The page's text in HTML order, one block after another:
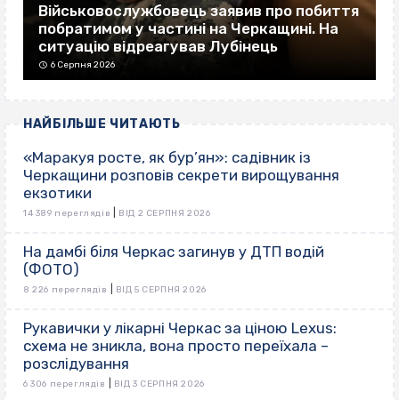
Військовослужбовець заявив про побиття
побратимом у частині на Черкащині. На
ситуацію відреагував Лубінець
6 Серпня 2026
НАЙБІЛЬШЕ ЧИТАЮТЬ
«Маракуя росте, як бур’ян»: садівник із
Черкащини розповів секрети вирощування
екзотики
14 389 переглядів ВІД 2 СЕРПНЯ 2026
На дамбі біля Черкас загинув у ДТП водій
(ФОТО)
8 226 переглядів ВІД 5 СЕРПНЯ 2026
Рукавички у лікарні Черкас за ціною Lexus:
схема не зникла, вона просто переїхала –
розслідування
6 306 переглядів ВІД 3 СЕРПНЯ 2026